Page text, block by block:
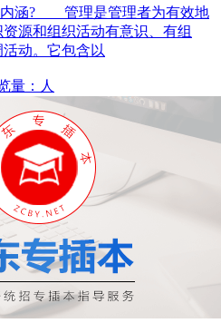
涵? 管理是管理者为有效地
源和组织活动有意识、有组
动。它包含以
量：人